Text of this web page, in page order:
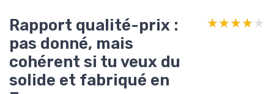
Rapport qualité-prix :
pas donné, mais
cohérent si tu veux du
solide et fabriqué en
★★★★★
★★★★★